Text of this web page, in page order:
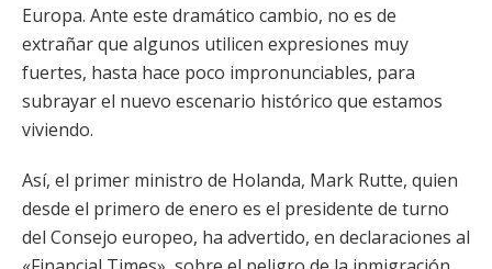
Europa. Ante este dramático cambio, no es de
extrañar que algunos utilicen expresiones muy
fuertes, hasta hace poco impronunciables, para
subrayar el nuevo escenario histórico que estamos
viviendo.
Así, el primer ministro de Holanda, Mark Rutte, quien
desde el primero de enero es el presidente de turno
del Consejo europeo, ha advertido, en declaraciones al